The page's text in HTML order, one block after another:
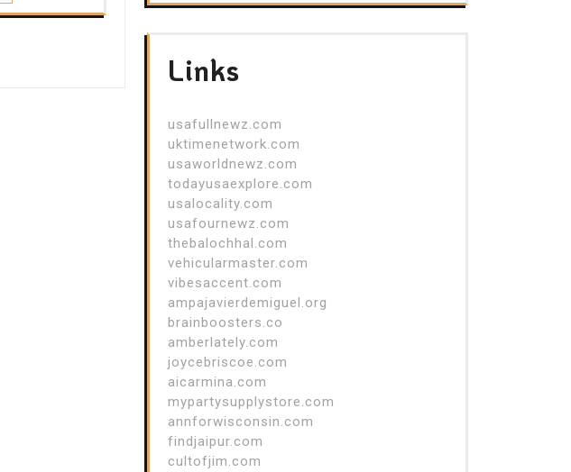
Links
usafullnewz.com
uktimenetwork.com
usaworldnewz.com
todayusaexplore.com
usalocality.com
usafournewz.com
thebalochhal.com
vehicularmaster.com
vibesaccent.com
ampajavierdemiguel.org
brainboosters.co
amberlately.com
joycebriscoe.com
aicarmina.com
mypartysupplystore.com
annforwisconsin.com
findjaipur.com
cultofjim.com